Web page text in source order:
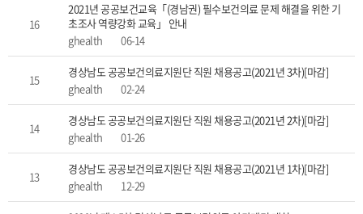
16
2021년 공공보건교육「(경남권) 필수보건의료 문제 해결을 위한 기
초조사 역량강화 교육」 안내
ghealth
06-14
15
경상남도 공공보건의료지원단 직원 채용공고(2021년 3차)[마감]
ghealth
02-24
14
경상남도 공공보건의료지원단 직원 채용공고(2021년 2차)[마감]
ghealth
01-26
13
경상남도 공공보건의료지원단 직원 채용공고(2021년 1차)[마감]
ghealth
12-29